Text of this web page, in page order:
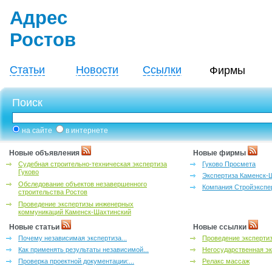
Адрес
Ростов
Статьи Новости Ссылки Фирмы
Поиск
на сайте в интернете
Новые объявления
Судебная строительно-техническая экспертиза
Гуково
Обследование объектов незавершенного
строительства Ростов
Проведение экспертизы инженерных
коммуникаций Каменск-Шахтинский
Новые фирмы
Гуково Просмета
Экспертиза Каменск-
Компания
Новые статьи
Почему независимая экспертиза...
Как применять результаты независимой...
Проверка проектной документации:...
Новые ссылки
Проведение
Негосударственная
Релакс массаж